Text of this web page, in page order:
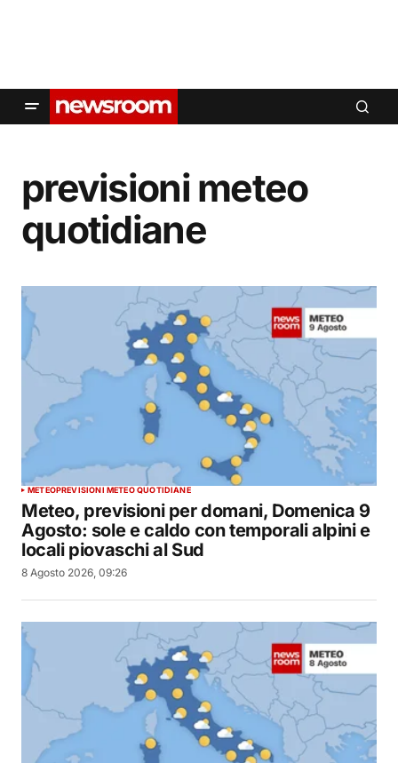
previsioni meteo
quotidiane
METEOPREVISIONI METEO QUOTIDIANE
Meteo, previsioni per domani, Domenica 9
Agosto: sole e caldo con temporali alpini e
locali piovaschi al Sud
8 Agosto 2026, 09:26